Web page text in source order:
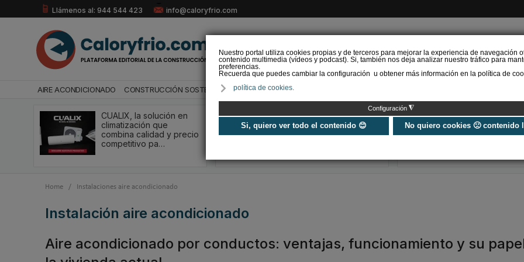
Nuestro portal utiliza cookies propias y de terceros para mejorar la experiencia de navegación
contenido multimedia (vídeos y podcast). Si, también nos deja analizar nuestro tráfico para
preferencias.
Recuerda que puedes cambiar la configuración u obtener más información en la política de
política de cookies.
Configuración ◮
Si, quiero ver todo el contenido 😊 No quiero cookies 🙁 contenido
Llámenos al: 944 544 423 info@caloryfrio.com
AIRE ACONDICIONADO CONSTRUCCIÓN SOSTENIBLE ENERGÍAS RENOVABLES
CUALIX, la solución en
climatización que
combina calidad y precio
competitivo pa…
Impacto de las olas de
calor: España es el
segundo país de la UE
Mitsubishi
Industries
tarifa 2026 con
Home / Instalaciones aire acondicionado
instalación aire acondicionado
Aire acondicionado por conductos: ventajas, funcionamiento y su